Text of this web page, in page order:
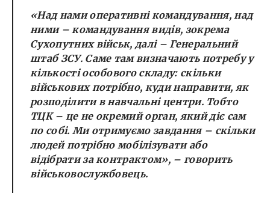
«Над нами оперативні командування, над
ними – командування видів, зокрема
Сухопутних військ, далі – Генеральний
штаб ЗСУ. Саме там визначають потребу у
кількості особового складу: скільки
військових потрібно, куди направити, як
розподілити в навчальні центри. Тобто
ТЦК – це не окремий орган, який діє сам
по собі. Ми отримуємо завдання – скільки
людей потрібно мобілізувати або
відібрати за контрактом», – говорить
військовослужбовець.